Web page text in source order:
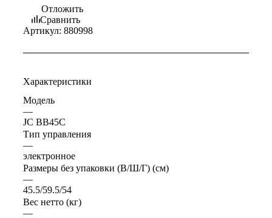
Отложить
Сравнить
Артикул: 880998
Характеристики
Модель
—
JC BB45C
Тип управления
—
электронное
Размеры без упаковки (В/Ш/Г) (см)
—
45.5/59.5/54
Вес нетто (кг)
—